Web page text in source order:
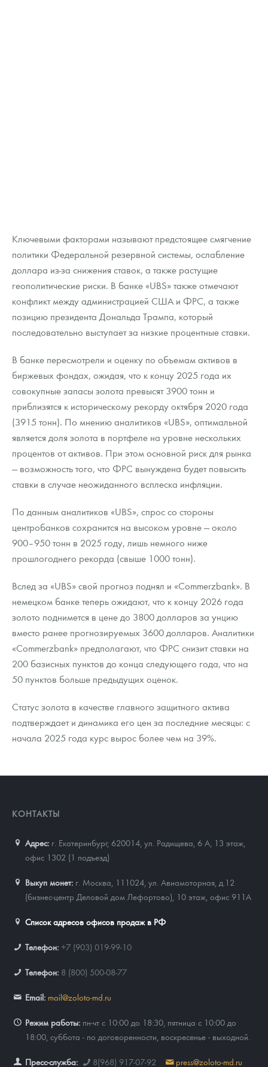
Ключевыми факторами называют предстоящее смягчение
политики Федеральной резервной системы, ослабление
доллара из-за снижения ставок, а также растущие
геополитические риски. В банке «UBS» также отмечают
конфликт между администрацией США и ФРС, а также
позицию президента Дональда Трампа, который
последовательно выступает за низкие процентные ставки.
В банке пересмотрели и оценку по объемам активов в
биржевых фондах, ожидая, что к концу 2025 года их
совокупные запасы золота превысят 3900 тонн и
приблизятся к историческому рекорду октября 2020 года
(3915 тонн). По мнению аналитиков «UBS», оптимальной
является доля золота в портфеле на уровне нескольких
процентов от активов. При этом основной риск для рынка
— возможность того, что ФРС вынуждена будет повысить
ставки в случае неожиданного всплеска инфляции.
По данным аналитиков «UBS», спрос со стороны
центробанков сохранится на высоком уровне — около
900–950 тонн в 2025 году, лишь немного ниже
прошлогоднего рекорда (свыше 1000 тонн).
Вслед за «UBS» свой прогноз поднял и «Commerzbank». В
немецком банке теперь ожидают, что к концу 2026 года
золото поднимется в цене до 3800 долларов за унцию
вместо ранее прогнозируемых 3600 долларов. Аналитики
«Commerzbank» предполагают, что ФРС снизит ставки на
200 базисных пунктов до конца следующего года, что на
50 пунктов больше предыдущих оценок.
Статус золота в качестве главного защитного актива
подтверждает и динамика его цен за последние месяцы: с
начала 2025 года курс вырос более чем на 39%.
КОНТАКТЫ
Адрес: г. Екатеринбург, 620014 ул. Радищева, 6 А, 13 этаж,
офис 1302 (1 подъезд)
Выкуп монет: г. Москва, 111024, ул. Авиамоторная, д.12
(бизнес-центр Деловой дом Лефортово), 10 этаж, офис 911А
Список адресов офисов продаж в РФ
Телефон: +7 (903) 019-99-10
Телефон: 8 (800) 500-08-77
Email: mail@zoloto-md.ru
Режим работы: пн-чт с 10:00 до 18:30, пятница с 10:00 до
18:00, суббота - по договоренности, воскресенье - выходной.
Пресс-служба: 8(968) 917-07-92 press@zoloto-md.ru